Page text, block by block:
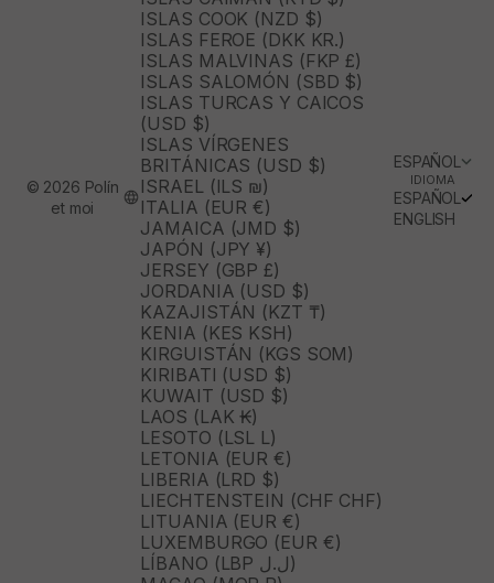
ISLAS COOK (NZD $)
ISLAS FEROE (DKK KR.)
ISLAS MALVINAS (FKP £)
ISLAS SALOMÓN (SBD $)
ISLAS TURCAS Y CAICOS
(USD $)
ISLAS VÍRGENES
BRITÁNICAS (USD $)
ISRAEL (ILS ₪)
ITALIA (EUR €)
JAMAICA (JMD $)
JAPÓN (JPY ¥)
JERSEY (GBP £)
JORDANIA (USD $)
KAZAJISTÁN (KZT ₸)
KENIA (KES KSH)
KIRGUISTÁN (KGS SOM)
KIRIBATI (USD $)
KUWAIT (USD $)
LAOS (LAK ₭)
LESOTO (LSL L)
LETONIA (EUR €)
LIBERIA (LRD $)
LIECHTENSTEIN (CHF CHF)
LITUANIA (EUR €)
LUXEMBURGO (EUR €)
LÍBANO (LBP ل.ل)
ESPAÑOL
IDIOMA
ESPAÑOL
ENGLISH
© 2026 Polín
et moi